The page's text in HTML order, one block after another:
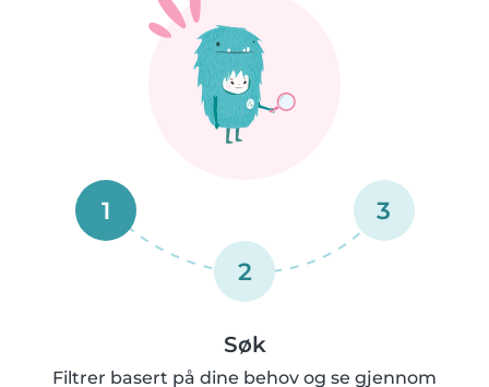
1
2
3
Søk
Filtrer basert på dine behov og se gjennom